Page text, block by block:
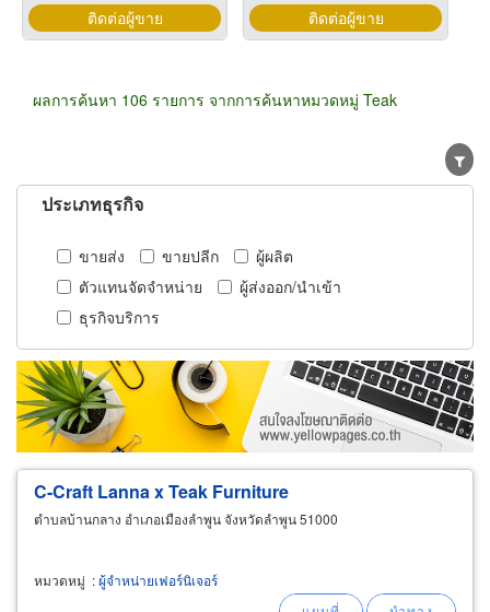
ติดต่อผู้ขาย ติดต่อผู้ขาย
ผลการค้นหา 106 รายการ จากการค้นหาหมวดหมู่ Teak
ประเภทธุรกิจ
ขายส่ง ขายปลีก
ผู้ผลิต
ตัวแทนจัดจำหน่าย
ผู้ส่งออก/นำเข้า
ธุรกิจบริการ
C-Craft Lanna xTeak Furniture
ตำบลบ้านกลาง อำเภอเมืองลำพูน จังหวัดลำพูน 51000
หมวดหมู่ :ผู้จำหน่ายเฟอร์นิเจอร์